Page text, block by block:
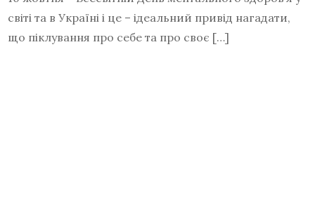
світі та в Україні і це – ідеальний привід нагадати,
що піклування про себе та про своє […]